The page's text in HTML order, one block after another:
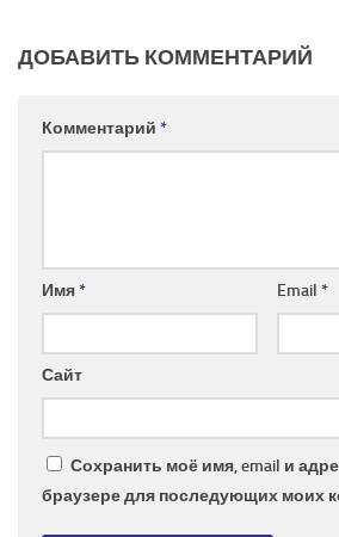
ДОБАВИТЬ КОММЕНТАРИЙ
Комментарий *
Имя* Email *
Сайт
Сохранить моё имя, email и
браузере для последующих моих